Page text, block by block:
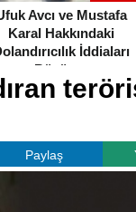
Avcı ve Mustafa
Karal Hakkındaki
İddiaları
Büyüyor
Paylaş